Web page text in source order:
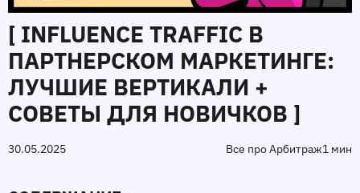
[ INFLUENCE TRAFFIC В
ПАРТНЕРСКОМ МАРКЕТИНГЕ:
ЛУЧШИЕ ВЕРТИКАЛИ +
СОВЕТЫ ДЛЯ НОВИЧКОВ ]
30.05.2025 Все про Арбитраж1 мин